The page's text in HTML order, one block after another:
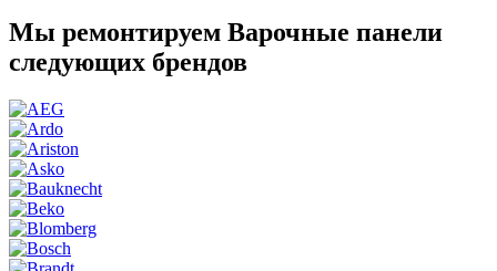
Мы ремонтируем Варочные панели
следующих брендов